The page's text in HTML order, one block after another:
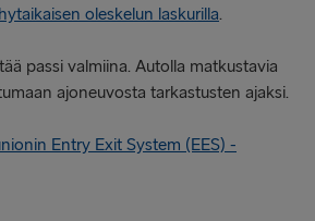
oleskelun laskurilla.
passi valmiina. Autolla matkustavia
ajoneuvosta tarkastusten ajaksi.
Entry Exit System (EES) -